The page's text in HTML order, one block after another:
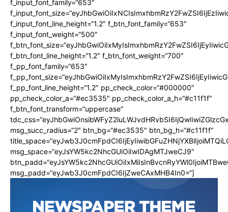
f_input_font_family=“653″
f_input_font_line_height=“1.2″ f_btn_font_family=“653″
f_input_font_weight=“500″
f_btn_font_line_height=“1.2″ f_btn_font_weight=“700″
f_pp_font_family=“653″
f_pp_font_line_height=“1.2″ pp_check_color=“#000000″
pp_check_color_a=“#ec3535″ pp_check_color_a_h=“#c11f1f“
f_btn_font_transform=“uppercase“
msg_succ_radius=“2″ btn_bg=“#ec3535″ btn_bg_h=“#c11f1f“
msg_space=“eyJsYW5kc2NhcGUiOiIwIDAgMTJweCJ9″
msg_padd=“eyJwb3J0cmFpdCI6IjZweCAxMHB4In0=“]